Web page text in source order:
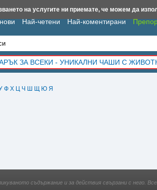
Ф Х Ц Ч Ш Щ Ю Я
Най-четени Най-коментирани
ЗА ВСЕКИ - УНИКАЛНИ ЧАШИ С
съдържание и за действия свързани с него.
на услугите ни приемате, че можем да